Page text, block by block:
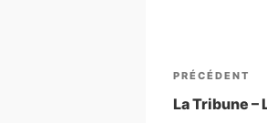
de
Article
précédent
PRÉCÉDENT
La Tribune –